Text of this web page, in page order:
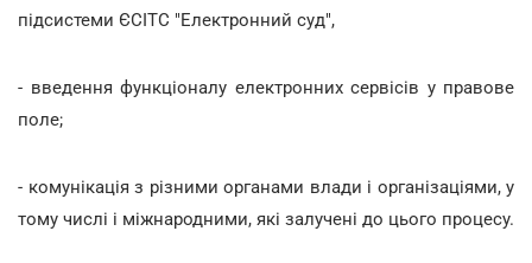
підсистеми ЄСІТС "Електронний суд",
- введення функціоналу електронних сервісів у правове
поле;
- комунікація з різними органами влади і організаціями, у
тому числі і міжнародними, які залучені до цього процесу.